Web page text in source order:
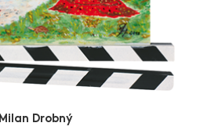
Milan Drobný